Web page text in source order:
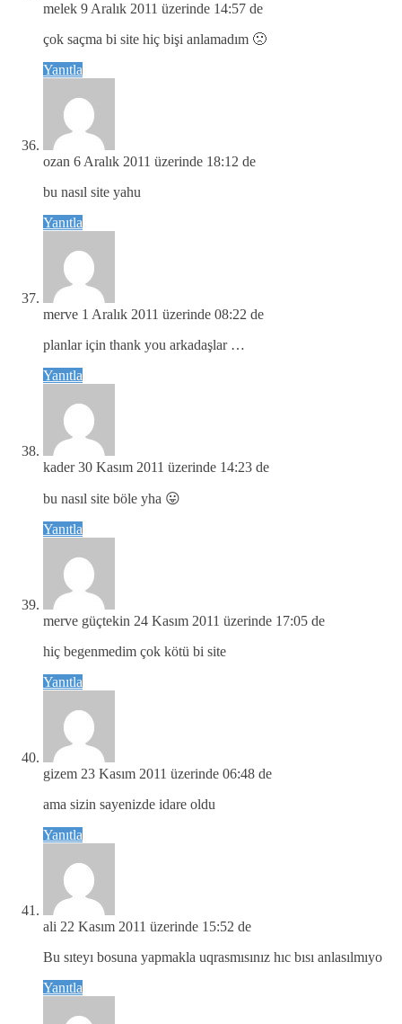
melek 9 Aralık 2011 üzerinde 14:57 de
çok saçma bi site hiç bişi anlamadım 🙁
Yanıtla
ozan 6 Aralık 2011 üzerinde 18:12 de
bu nasıl site yahu
Yanıtla
merve 1 Aralık 2011 üzerinde 08:22 de
planlar için thank you arkadaşlar …
Yanıtla
kader 30 Kasım 2011 üzerinde 14:23 de
bu nasıl site böle yha 😛
Yanıtla
merve güçtekin 24 Kasım 2011 üzerinde 17:05 de
hiç begenmedim çok kötü bi site
Yanıtla
gizem 23 Kasım 2011 üzerinde 06:48 de
ama sizin sayenizde idare oldu
Yanıtla
ali 22 Kasım 2011 üzerinde 15:52 de
Bu sıteyı bosuna yapmakla uqrasmısınız hıc bısı anlasılmıyo
Yanıtla